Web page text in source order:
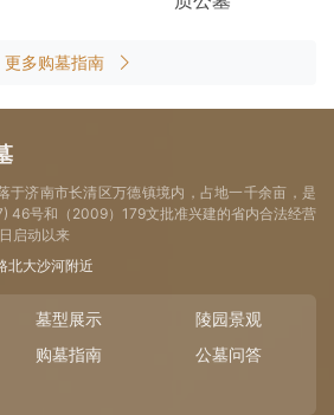
更多购墓指南
于济南市长清区万德镇境内，占地一千余亩，是
46号和（2009）179文批准兴建的省内合法经营
启动以来
北大沙河附近
墓型展示
陵园景观
购墓指南
公墓问答